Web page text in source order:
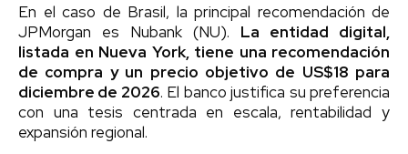
En el caso de Brasil, la principal recomendación de
JPMorgan es Nubank (NU). La entidad digital,
listada en Nueva York, tiene una recomendación
de compra y un precio objetivo de US$18 para
diciembre de 2026. El banco justifica su preferencia
con una tesis centrada en escala, rentabilidad y
expansión regional.